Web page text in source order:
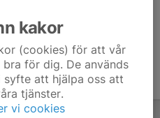
kakor
(cookies) för att vår
för dig. De används
syfte att hjälpa oss att
tjänster.
vi cookies